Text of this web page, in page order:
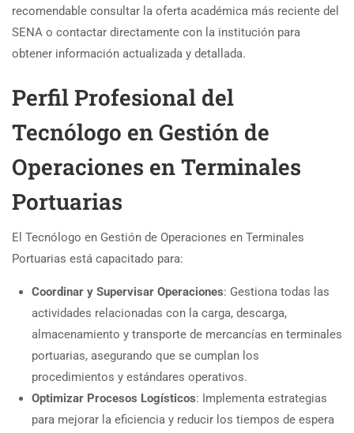
recomendable consultar la oferta académica más reciente del
SENA o contactar directamente con la institución para
obtener información actualizada y detallada.
Perfil Profesional del
Tecnólogo en Gestión de
Operaciones en Terminales
Portuarias
El Tecnólogo en Gestión de Operaciones en Terminales
Portuarias está capacitado para:
Coordinar y Supervisar Operaciones: Gestiona todas las
actividades relacionadas con la carga, descarga,
almacenamiento y transporte de mercancías en terminales
portuarias, asegurando que se cumplan los
procedimientos y estándares operativos.
Optimizar Procesos Logísticos: Implementa estrategias
para mejorar la eficiencia y reducir los tiempos de espera